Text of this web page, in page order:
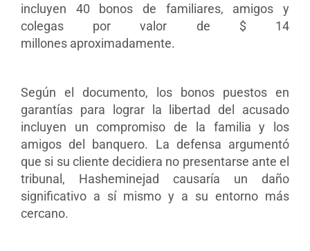
incluyen 40 bonos de familiares, amigos y
colegas por valor de $ 14
millones aproximadamente.
Según el documento, los bonos puestos en
garantías para lograr la libertad del acusado
incluyen un compromiso de la familia y los
amigos del banquero. La defensa argumentó
que si su cliente decidiera no presentarse ante el
tribunal, Hasheminejad causaría un daño
significativo a sí mismo y a su entorno más
cercano.